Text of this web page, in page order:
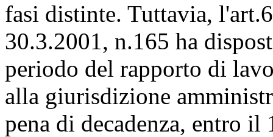
fasi distinte. Tuttavia,
30.3.2001, n.165 ha
periodo del rapporto di
alla giurisdizione
pena di decadenza, entro